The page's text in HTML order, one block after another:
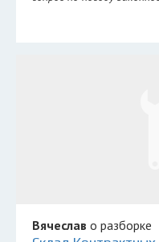
Вячеслав о разборке